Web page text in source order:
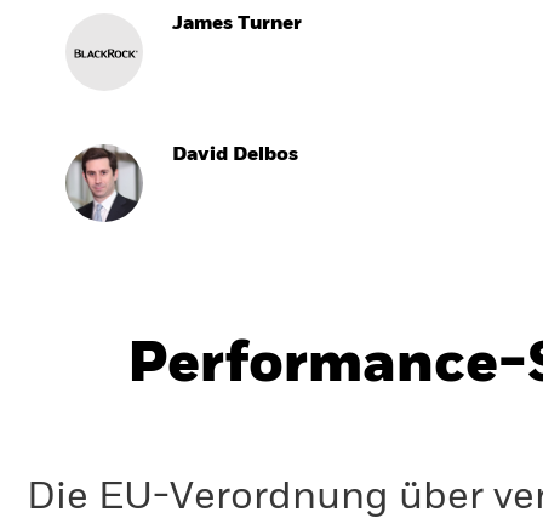
James Turner
David Delbos
Performance-
Die EU-Verordnung über